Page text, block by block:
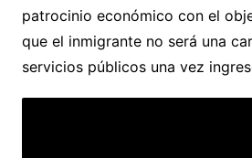
patrocinio económico con el
que el inmigrante no será una
servicios públicos una vez